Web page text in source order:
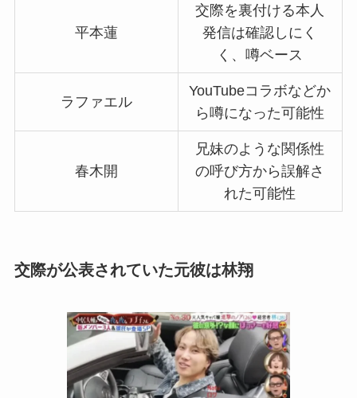
平本蓮
交際を裏付ける本人
発信は確認しにく
く、噂ベース
ラファエル
YouTubeコラボなどか
ら噂になった可能性
春木開
兄妹のような関係性
の呼び方から誤解さ
れた可能性
交際が公表されていた元彼は林翔